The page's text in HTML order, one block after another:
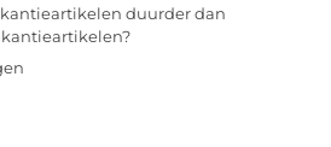
duurder dan